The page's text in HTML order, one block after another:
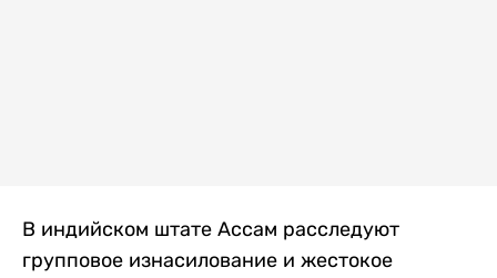
В индийском штате Ассам расследуют
групповое изнасилование и жестокое